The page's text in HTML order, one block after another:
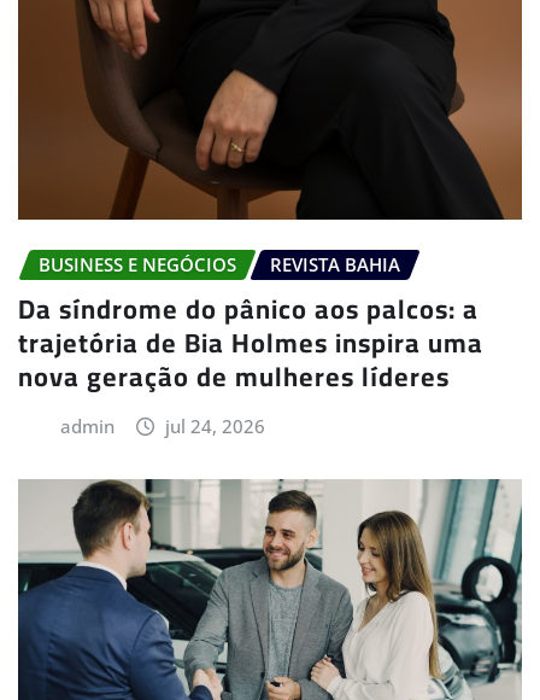
BUSINESS E NEGÓCIOS REVISTA BAHIA
Da síndrome do pânico aos palcos: a
trajetória de Bia Holmes inspira uma
nova geração de mulheres líderes
admin jul 24, 2026